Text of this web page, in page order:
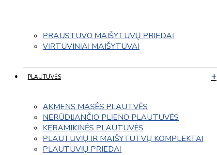
PRAUSTUVO MAIŠYTUVŲ PRIEDAI
VIRTUVINIAI MAIŠYTUVAI
PLAUTUVĖS
AKMENS MASĖS PLAUTVĖS
NERŪDIJANČIO PLIENO PLAUTUVĖS
KERAMIKINĖS PLAUTUVĖS
PLAUTUVIŲ IR MAIŠYTUTVŲ KOMPLEKTAI
PLAUTUVIŲ PRIEDAI